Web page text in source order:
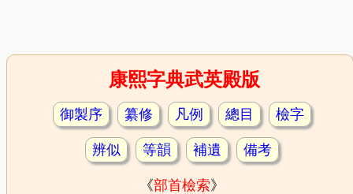
康熙字典武英殿版
御製序 纂修 凡例 總目 檢字
辨似 等韻 補遺 備考
《部首檢索》